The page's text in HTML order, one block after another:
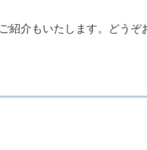
介もいたします。どうぞ